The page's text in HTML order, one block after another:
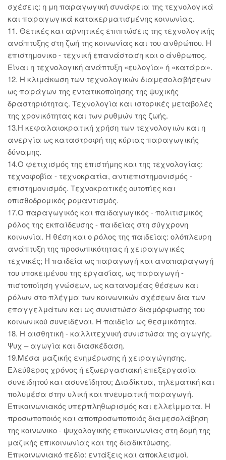
σχέσεις: η μη παραγωγική συνάφεια της τεχνολογικά
και παραγωγικά κατακερματισμένης κοινωνίας.
11. Θετικές και αρνητικές επιπτώσεις της τεχνολογικής
ανάπτυξης στη ζωή της κοινωνίας και του ανθρώπου. Η
επιστημονικο - τεχνική επανάσταση και ο άνθρωπος.
Είναι η τεχνολογική ανάπτυξη «ευλογία» ή «κατάρα».
12. Η κλιμάκωση των τεχνολογικών διαμεσολαβήσεων
ως παράγων της εντατικοποίησης της ψυχικής
δραστηριότητας. Τεχνολογία και ιστορικές μεταβολές
της χρονικότητας και των ρυθμών της ζωής.
13.Η κεφαλαιοκρατική χρήση των τεχνολογιών και η
ανεργία ως καταστροφή της κύριας παραγωγικής
δύναμης.
14.Ο φετιχισμός της επιστήμης και της τεχνολογίας:
τεχνοφοβία - τεχνοκρατία, αντιεπιστημονισμός -
επιστημονισμός. Τεχνοκρατικές ουτοπίες και
οπισθοδρομικός ρομαντισμός.
17.Ο παραγωγικός και παιδαγωγικός - πολιτισμικός
ρόλος της εκπαίδευσης - παιδείας στη σύγχρονη
κοινωνία. Η θέση και ο ρόλος της παιδείας: ολόπλευρη
ανάπτυξη της προσωπικότητας ή χειραγωγικές
τεχνικές; Η παιδεία ως παραγωγή και αναπαραγωγή
του υποκειμένου της εργασίας, ως παραγωγή -
πιστοποίηση γνώσεων, ως κατανομέας θέσεων και
ρόλων στο πλέγμα των κοινωνικών σχέσεων δια των
επαγγελμάτων και ως συνιστώσα διαμόρφωσης του
κοινωνικού συνειδέναι. Η παιδεία ως θεσμικότητα.
18. Η αισθητική - καλλιτεχνική συνιστώσα της αγωγής.
Ψυχ – αγωγία και διασκέδαση.
19.Μέσα μαζικής ενημέρωσης ή χειραγώγησης.
Ελεύθερος χρόνος ή εξωεργασιακή επεξεργασία
συνειδητού και ασυνείδητου; Διαδίκτυα, τηλεματική και
πολυμέσα στην υλική και πνευματική παραγωγή.
Επικοινωνιακός υπερπληθωρισμός και ελλείμματα. Η
προσωποποιός και αποπροσωποποιός διαμεσολάβηση
της κοινωνικο - ψυχολογικής επικοινωνίας στη δομή της
μαζικής επικοινωνίας και της διαδικτύωσης.
Επικοινωνιακό πεδίο: εντάξεις και αποκλεισμοί.